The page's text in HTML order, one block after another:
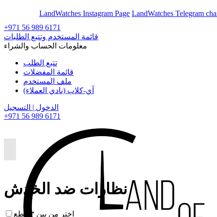
LandWatches Instagram Page LandWatches Telegram
+971 56 989 6171
قائمة المستخدم وتتبع الطلبات
معلومات الحساب والشراء
تتبع الطلب
قائمة المفضلات
ملف المستخدم
آي-كلاب (نادي العملاء)
الدخول | التسجيل
+971 56 989 6171
نظارات ضد الخدش
اختر من بين ٣ قطع